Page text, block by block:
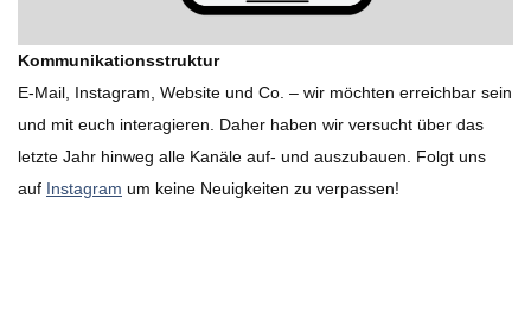
Kommunikationsstruktur
E-Mail, Instagram, Website und Co. – wir möchten erreichbar sein
und mit euch interagieren. Daher haben wir versucht über das
letzte Jahr hinweg alle Kanäle auf- und auszubauen. Folgt uns
auf Instagram um keine Neuigkeiten zu verpassen!